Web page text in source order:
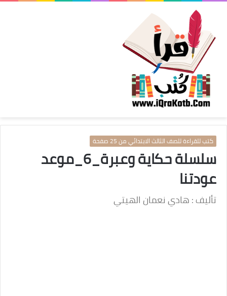
كتب للقراءة للصف الثالث الابتدائي من 25 صفحة
سلسلة حكاية وعبرة_6_موعد
عودتنا
تأليف : هادي نعمان الهيتي